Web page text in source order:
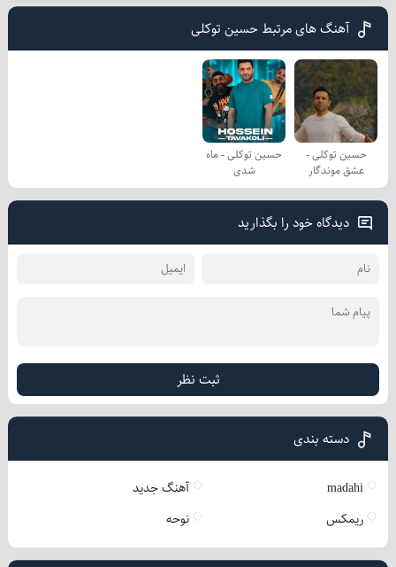
آهنگ های مرتبط حسین توکلی
حسین توکلی -
عشق موندگار
حسین توکلی - ماه
شدی
دیدگاه خود را بگذارید
ثبت نظر
دسته بندی
madahi
آهنگ جدید
ریمکس
نوحه